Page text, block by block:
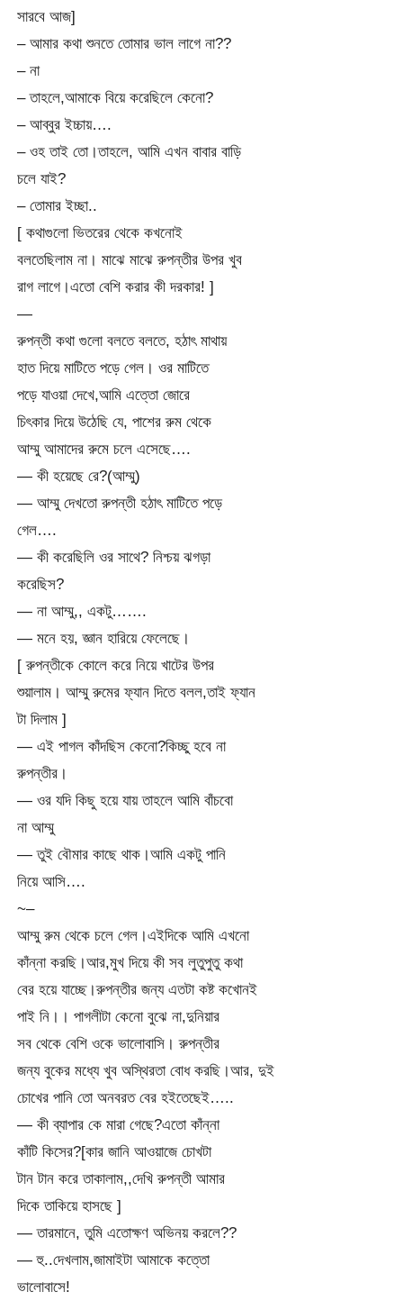
সারবে আজ]
– আমার কথা শুনতে তোমার ভাল লাগে না??
– না
– তাহলে,আমাকে বিয়ে করেছিলে কেনো?
– আব্বুর ইচ্চায়….
– ওহ তাই তো।তাহলে, আমি এখন বাবার বাড়ি
চলে যাই?
– তোমার ইচ্ছা..
[ কথাগুলো ভিতরের থেকে কখনোই
বলতেছিলাম না। মাঝে মাঝে রুপন্তীর উপর খুব
রাগ লাগে।এতো বেশি করার কী দরকার! ]
—
রুপন্তী কথা গুলো বলতে বলতে, হঠাৎ মাথায়
হাত দিয়ে মাটিতে পড়ে গেল। ওর মাটিতে
পড়ে যাওয়া দেখে,আমি এত্তো জোরে
চিৎকার দিয়ে উঠেছি যে, পাশের রুম থেকে
আম্মু আমাদের রুমে চলে এসেছে….
— কী হয়েছে রে?(আম্মু)
— আম্মু দেখতো রুপন্তী হঠাৎ মাটিতে পড়ে
গেল….
— কী করেছিলি ওর সাথে? নিশ্চয় ঝগড়া
করেছিস?
— না আম্মু,, একটু…….
— মনে হয়, জ্ঞান হারিয়ে ফেলেছে।
[ রুপন্তীকে কোলে করে নিয়ে খাটের উপর
শুয়ালাম। আম্মু রুমের ফ্যান দিতে বলল,তাই ফ্যান
টা দিলাম ]
— এই পাগল কাঁদছিস কেনো?কিচ্ছু হবে না
রুপন্তীর।
— ওর যদি কিছু হয়ে যায় তাহলে আমি বাঁচবো
না আম্মু
— তুই বৌমার কাছে থাক।আমি একটু পানি
নিয়ে আসি….
~–
আম্মু রুম থেকে চলে গেল।এইদিকে আমি এখনো
কাঁন্না করছি।আর,মুখ দিয়ে কী সব লুতুপুতু কথা
বের হয়ে যাচ্ছে।রুপন্তীর জন্য এতটা কষ্ট কখোনই
পাই নি।। পাগলীটা কেনো বুঝে না,দুনিয়ার
সব থেকে বেশি ওকে ভালোবাসি। রুপন্তীর
জন্য বুকের মধ্যে খুব অস্থিরতা বোধ করছি।আর, দুই
চোখের পানি তো অনবরত বের হইতেছেই…..
— কী ব্যাপার কে মারা গেছে?এতো কাঁন্না
কাঁটি কিসের?[কার জানি আওয়াজে চোখটা
টান টান করে তাকালাম,,দেখি রুপন্তী আমার
দিকে তাকিয়ে হাসছে ]
— তারমানে, তুমি এতোক্ষণ অভিনয় করলে??
— হু..দেখলাম,জামাইটা আমাকে কত্তো
ভালোবাসে!